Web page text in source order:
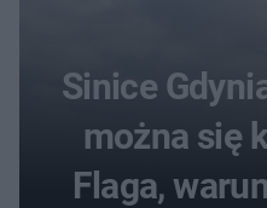
Sinice
można się
Flaga,